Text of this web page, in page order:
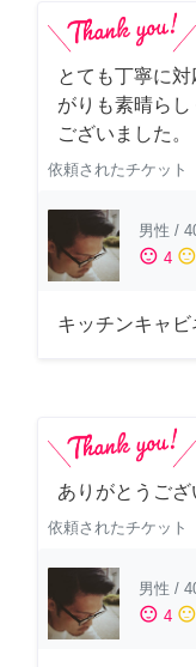
とても丁寧に
がりも素晴ら
ございました。
依頼されたチケット
男性 /
sentiment_satisfied 4 sentiment_neutral
キッチンキャビ
ありがとうござ
依頼されたチケット
男性 /
sentiment_satisfied 4 sentiment_neutral